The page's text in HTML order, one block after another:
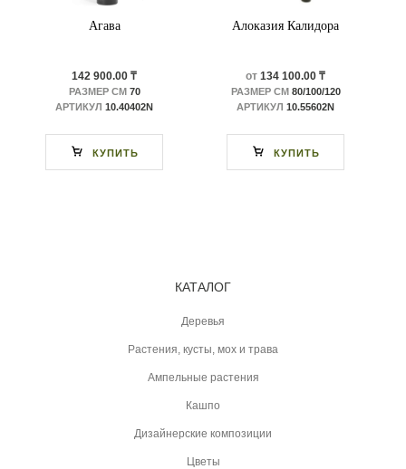
Агава
142 900.00 ₸
РАЗМЕР СМ70
АРТИКУЛ 10.40402N
КУПИТЬ
Алоказия Калидора
от 134 100.00 ₸
РАЗМЕР СМ80/100/120
АРТИКУЛ 10.55602N
КУПИТЬ
КАТАЛОГ
Деревья
Растения, кусты, мох и трава
Ампельные растения
Кашпо
Дизайнерские композиции
Цветы